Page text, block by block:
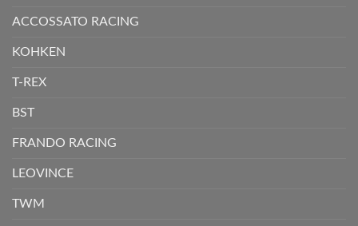
ACCOSSATO RACING
KOHKEN
T-REX
BST
FRANDO RACING
LEOVINCE
TWM